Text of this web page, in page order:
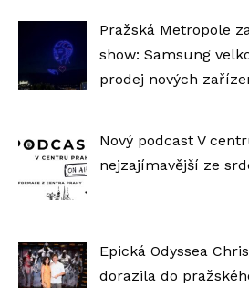
Pražská Metropole
show: Samsung
prodej nových
Nový podcast V
nejzajímavější ze
Epická Odyssea
dorazila do